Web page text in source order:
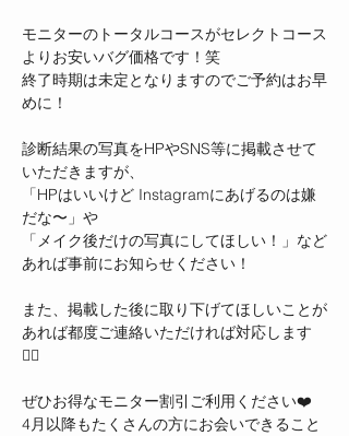
モニターのトータルコースがセレクトコース
よりお安いバグ価格です！笑
終了時期は未定となりますのでご予約はお早
めに！
診断結果の写真をHPやSNS等に掲載させて
いただきますが、
「HPはいいけど Instagramにあげるのは嫌
だな〜」や
「メイク後だけの写真にしてほしい！」など
あれば事前にお知らせください！
また、掲載した後に取り下げてほしいことが
あれば都度ご連絡いただければ対応します
🙆‍♀️
ぜひお得なモニター割引ご利用ください❤️
4月以降もたくさんの方にお会いできること